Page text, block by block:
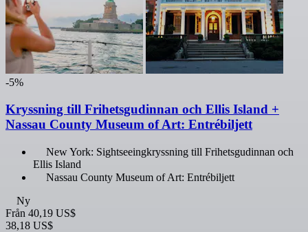
-5%
Kryssning till Frihetsgudinnan och Ellis Island +
Nassau County Museum of Art: Entrébiljett
New York: Sightseeingkryssning till Frihetsgudinnan och
Ellis Island
Nassau County Museum of Art: Entrébiljett
Ny
Från 40,19 US$
38,18 US$